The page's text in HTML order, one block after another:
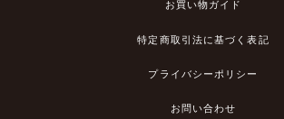
お買い物ガイド
特定商取引法に基づく表記
プライバシーポリシー
お問い合わせ